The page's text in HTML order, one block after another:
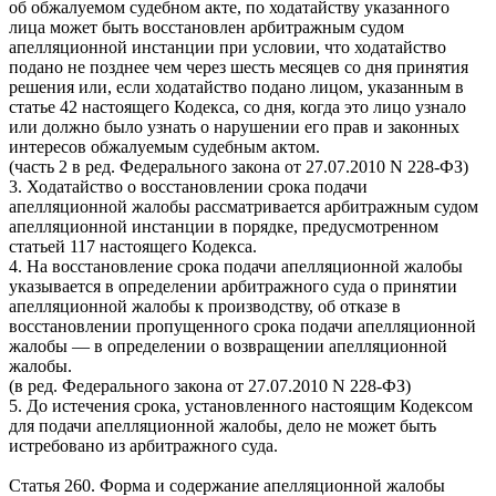
об обжалуемом судебном акте, по ходатайству указанного
лица может быть восстановлен арбитражным судом
апелляционной инстанции при условии, что ходатайство
подано не позднее чем через шесть месяцев со дня принятия
решения или, если ходатайство подано лицом, указанным в
статье 42 настоящего Кодекса, со дня, когда это лицо узнало
или должно было узнать о нарушении его прав и законных
интересов обжалуемым судебным актом.
(часть 2 в ред. Федерального закона от 27.07.2010 N 228-ФЗ)
3. Ходатайство о восстановлении срока подачи
апелляционной жалобы рассматривается арбитражным судом
апелляционной инстанции в порядке, предусмотренном
статьей 117 настоящего Кодекса.
4. На восстановление срока подачи апелляционной жалобы
указывается в определении арбитражного суда о принятии
апелляционной жалобы к производству, об отказе в
восстановлении пропущенного срока подачи апелляционной
жалобы — в определении о возвращении апелляционной
жалобы.
(в ред. Федерального закона от 27.07.2010 N 228-ФЗ)
5. До истечения срока, установленного настоящим Кодексом
для подачи апелляционной жалобы, дело не может быть
истребовано из арбитражного суда.
Статья 260. Форма и содержание апелляционной жалобы